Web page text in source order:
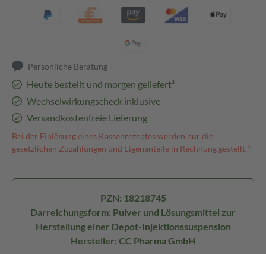
Persönliche Beratung
Heute bestellt und morgen geliefert³
Wechselwirkungscheck inklusive
Versandkostenfreie Lieferung
Bei der Einlösung eines Kassenrezeptes werden nur die
gesetzlichen Zuzahlungen und Eigenanteile in Rechnung gestellt.⁴
PZN: 18218745
Darreichungsform: Pulver und Lösungsmittel zur
Herstellung einer Depot-Injektionssuspension
Hersteller: CC Pharma GmbH